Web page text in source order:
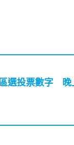
選投票數字 晚